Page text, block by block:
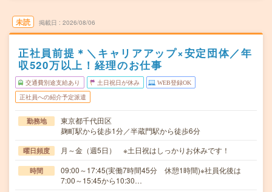
未読 掲載日 2026/08/06
正社員前提＊＼キャリアアップ×安定団体／年
収520万以上！経理のお仕事
交通費別途支給あり 土日祝日が休み WEB登録OK
正社員への紹介予定派遣
勤務地
東京都千代田区
麹町駅から徒歩1分／半蔵門駅から徒歩6分
曜日頻度 月～金（週5日） ※土日祝はしっかりお休みです！
時間
09:00～17:45(実働7時間45分 休憩1時間)※社員化後は
7:00～15:45から10:30…